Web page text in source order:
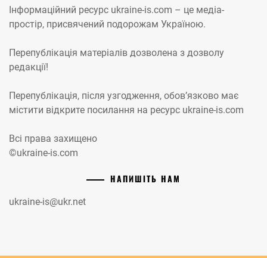
Інформаційний ресурс ukraine-is.com – це медіа-
простір, присвячений подорожам Україною.
Перепублікація матеріалів дозволена з дозволу
редакції!
Перепублікація, після узгодження, обов’язково має
містити відкрите посилання на ресурс ukraine-is.com
Всі права захищено
©ukraine-is.com
НАПИШІТЬ НАМ
ukraine-is@ukr.net